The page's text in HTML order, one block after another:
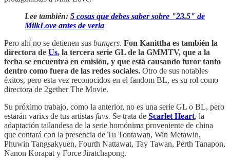
Lee también: 5 cosas que debes saber sobre "23.5" de
MilkLove antes de verla
Pero ahí no se detienen sus bangers. Fon Kanittha es también la
directora de Us, la tercera serie GL de la GMMTV, que a la
fecha se encuentra en emisión, y que está causando furor tanto
dentro como fuera de las redes sociales. Otro de sus notables
éxitos, pero esta vez reconocidos en el fandom BL, es su rol como
directora de 2gether The Movie.
Su próximo trabajo, como la anterior, no es una serie GL o BL, pero
estarán varixs de tus artistas favs. Se trata de Scarlet Heart, la
adaptación tailandesa de la serie homónima proveniente de china
que contará con la presencia de Tu Tontawan, Win Metawin,
Phuwin Tangsakyuen, Fourth Nattawat, Tay Tawan, Perth Tanapon,
Nanon Korapat y Force Jiratchapong.